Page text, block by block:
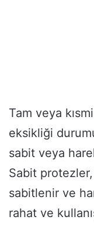
Tam veya
eksikliği
sabit veya
Sabit
sabitlenir ve
rahat ve